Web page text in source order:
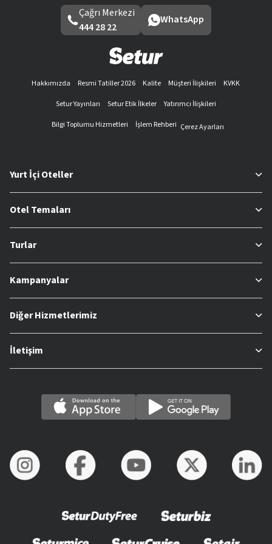
Çağrı Merkezi
444 28 22
WhatsApp
Hakkımızda Resmi Tatiller 2026 Kalite Müşteri İlişkileri
KVKK
Setur Yayınları
Setur Etik İlkeler
Yatırımcı İlişkileri
Bilgi Toplumu Hizmetleri
İşlem Rehberi Çerez Ayarları
Yurt İçi Oteller
Otel Temaları
Turlar
Kampanyalar
Diğer Hizmetlerimiz
İletişim